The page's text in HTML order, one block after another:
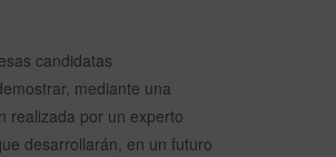
candidatas
mediante una
realizada por un experto
desarrollarán, en un futuro